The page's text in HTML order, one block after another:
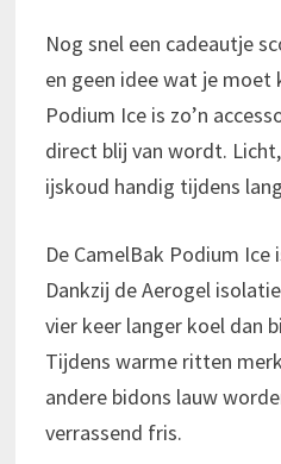
Nog snel een cadeautje
en geen idee wat je moet
Podium Ice is zo’n
direct blij van wordt.
ijskoud handig tijdens
De CamelBak Podium Ice
Dankzij de Aerogel
vier keer langer koel dan
Tijdens warme ritten
andere bidons lauw
verrassend fris.